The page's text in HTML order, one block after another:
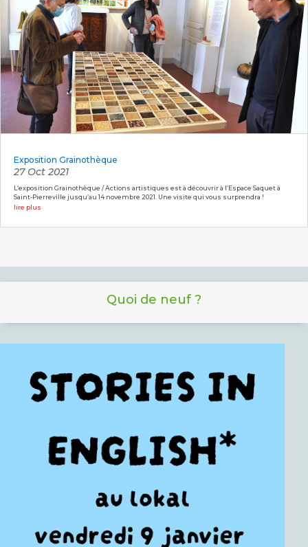
Exposition Grainothèque
27 Oct 2021
L’exposition Grainothèque / Actions artistiques est à découvrir à l’Espace Saquet à
Saint-Pierreville jusqu’au 14 novembre 2021. Une visite qui vous surprendra !
lire plus
Quoi de neuf ?